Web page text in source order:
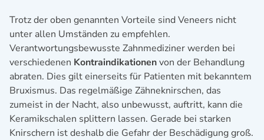
Trotz der oben genannten Vorteile sind Veneers nicht
unter allen Umständen zu empfehlen.
Verantwortungsbewusste Zahnmediziner werden bei
verschiedenen Kontraindikationenvon der Behandlung
abraten. Dies gilt einerseits für Patienten mit bekanntem
Bruxismus. Das regelmäßige Zähneknirschen, das
zumeist in der Nacht, also unbewusst, auftritt, kann die
Keramikschalen splittern lassen. Gerade bei starken
Knirschern ist deshalb die Gefahr der Beschädigung groß.